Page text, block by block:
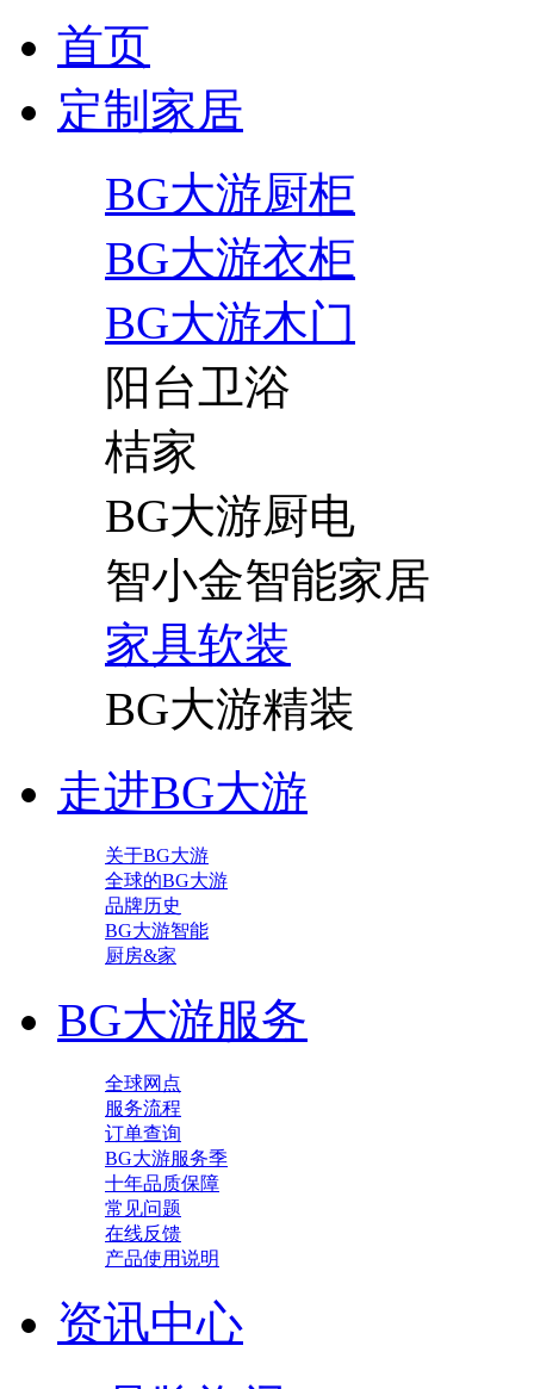
首页
定制家居
BG大游厨柜
BG大游衣柜
BG大游木门
阳台卫浴
桔家
BG大游厨电
智小金智能家居
家具软装
BG大游精装
走进BG大游
关于BG大游
全球的BG大游
品牌历史
BG大游智能
厨房&家
BG大游服务
全球网点
服务流程
订单查询
BG大游服务季
十年品质保障
常见问题
在线反馈
产品使用说明
资讯中心